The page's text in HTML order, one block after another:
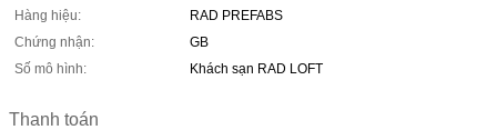
Hàng hiệu:
RAD PREFABS
Chứng nhận:
GB
Số mô hình:
Khách sạn RAD LOFT
Thanh toán